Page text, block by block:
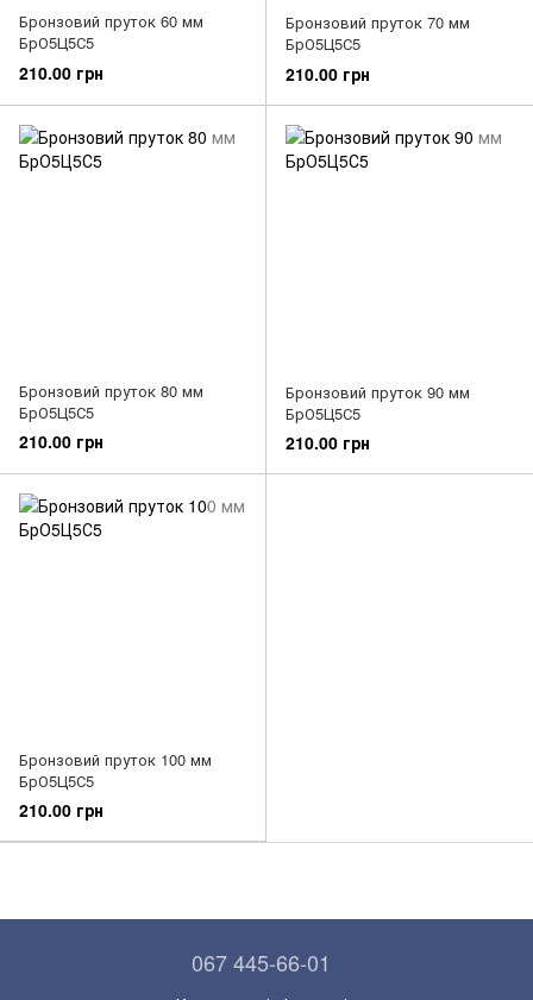
Бронзовий пруток 60 мм
БрО5Ц5С5
210.00 грн
Бронзовий пруток 70 мм
БрО5Ц5С5
210.00 грн
Бронзовий пруток 80 мм
БрО5Ц5С5
210.00 грн
Бронзовий пруток 90 мм
БрО5Ц5С5
210.00 грн
Бронзовий пруток 100 мм
БрО5Ц5С5
210.00 грн
067 445-66-01